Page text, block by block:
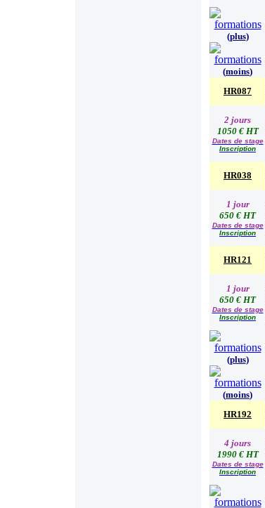
(plus)
(moins)
HR087
2 jours
1050 € HT
Dates de stage
Inscription
HR038
1 jour
650 € HT
Dates de stage
Inscription
HR121
1 jour
650 € HT
Dates de stage
Inscription
(plus)
(moins)
HR192
4 jours
1990 € HT
Dates de stage
Inscription